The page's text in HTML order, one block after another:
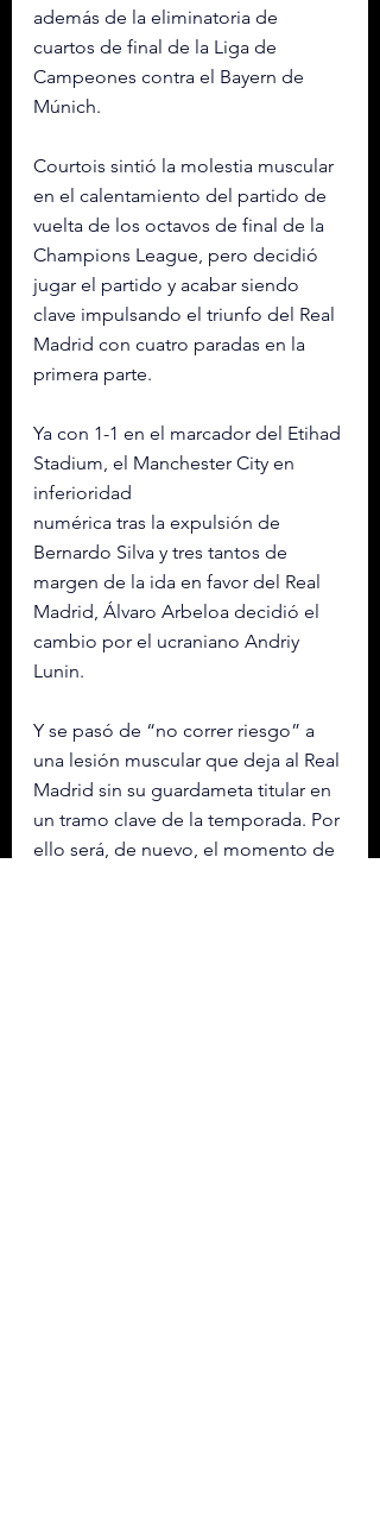
además de la eliminatoria de
cuartos de final de la Liga de
Campeones contra el Bayern de
Múnich.
Courtois sintió la molestia muscular
en el calentamiento del partido de
vuelta de los octavos de final de la
Champions League, pero decidió
jugar el partido y acabar siendo
clave impulsando el triunfo del Real
Madrid con cuatro paradas en la
primera parte.
Ya con 1-1 en el marcador del Etihad
Stadium, el Manchester City en
inferioridad
numérica tras la expulsión de
Bernardo Silva y tres tantos de
margen de la ida en favor del Real
Madrid, Álvaro Arbeloa decidió el
cambio por el ucraniano Andriy
Lunin.
Y se pasó de “no correr riesgo” a
una lesión muscular que deja al Real
Madrid sin su guardameta titular en
un tramo clave de la temporada. Por
ello será, de nuevo, el momento de